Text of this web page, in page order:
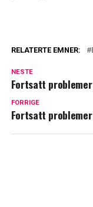
RELATERTE EMNER:
NESTE
Fortsatt
FORRIGE
Fortsatt